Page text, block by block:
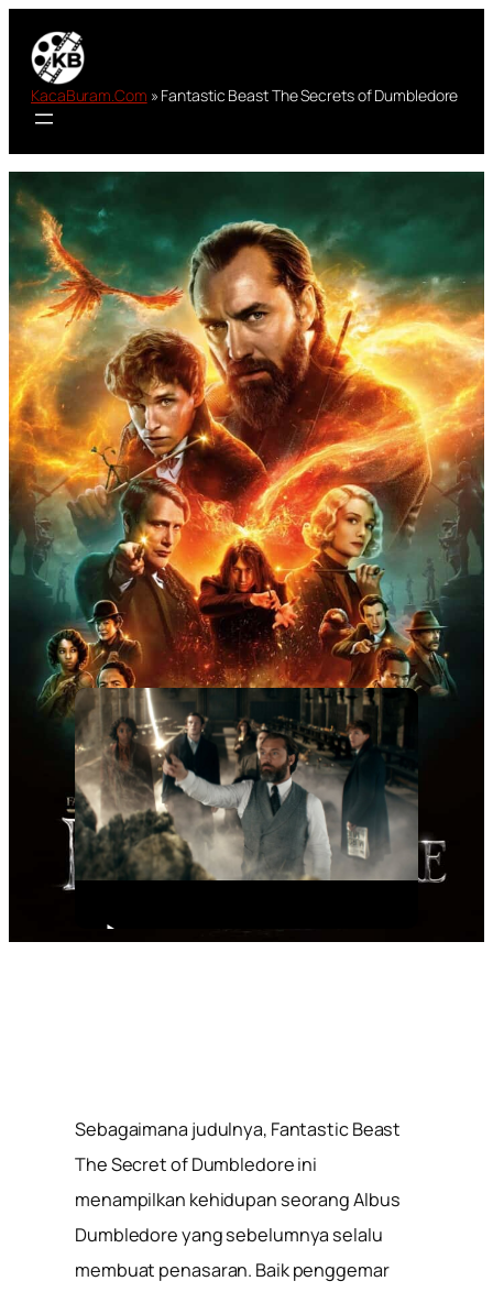
konten
KacaBuram.Com » Fantastic Beast The Secrets of Dumbledore
Sinopsis Film
Fantastic Beast The
Secrets of
Dumbledore 2022
Oleh
Masbo
20 Agustus 2022
Sebagaimana judulnya, Fantastic Beast
The Secret of Dumbledore ini
menampilkan kehidupan seorang Albus
Dumbledore yang sebelumnya selalu
membuat penasaran. Baik penggemar